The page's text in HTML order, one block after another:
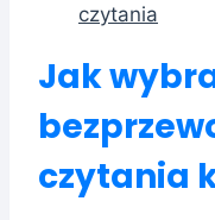
czytania
Jak
czytania